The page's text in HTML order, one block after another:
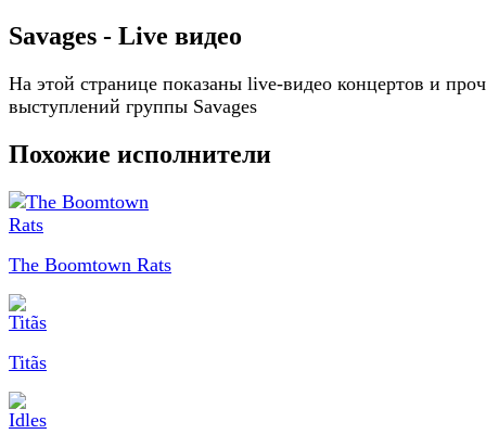
Savages - Live видео
На этой странице показаны live-видео концертов и
выступлений группы Savages
Похожие исполнители
The Boomtown Rats
Titãs